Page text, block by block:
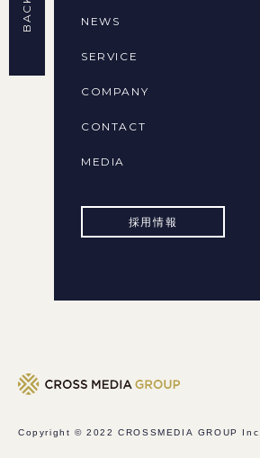
NEWS
SERVICE
COMPANY
CONTACT
MEDIA
採用情報
Copyright © 2022CROSSMEDIA GROUP Inc.